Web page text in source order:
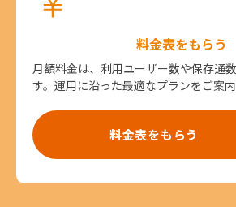
料金表をもらう
月額料金は、利用ユーザー数や保存通
す。運用に沿った最適なプランをご案内
料金表をもらう